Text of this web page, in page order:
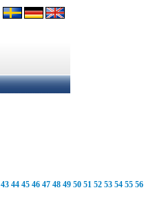
43 44 45 46 47 48 49 50 51 52 53 54 55 56